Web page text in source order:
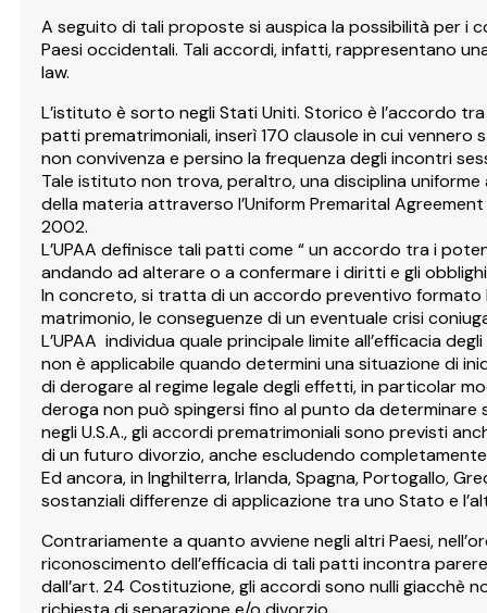
A seguito di tali proposte si auspica la possibilità per i
Paesi occidentali. Tali accordi, infatti, rappresentano
law.
L’istituto è sorto negli Stati Uniti. Storico è l’accordo
patti prematrimoniali, inserì 170 clausole in cui vennero
non convivenza e persino la frequenza degli incontri
Tale istituto non trova, peraltro, una disciplina
della materia attraverso l’Uniform Premarital
2002.
L’UPAA definisce tali patti come “ un accordo tra i
andando ad alterare o a confermare i diritti e gli
In concreto, si tratta di un accordo preventivo formato
matrimonio, le conseguenze di un eventuale crisi
L’UPAA individua quale principale limite all’efficacia
non è applicabile quando determini una situazione di
di derogare al regime legale degli effetti, in particolar
deroga non può spingersi fino al punto da determinare
negli U.S.A., gli accordi prematrimoniali sono previsti
di un futuro divorzio, anche escludendo
Ed ancora, in Inghilterra, Irlanda, Spagna, Portogallo,
sostanziali differenze di applicazione tra uno Stato e
Contrariamente a quanto avviene negli altri Paesi,
riconoscimento dell’efficacia di tali patti incontra
dall’art. 24 Costituzione, gli accordi sono nulli